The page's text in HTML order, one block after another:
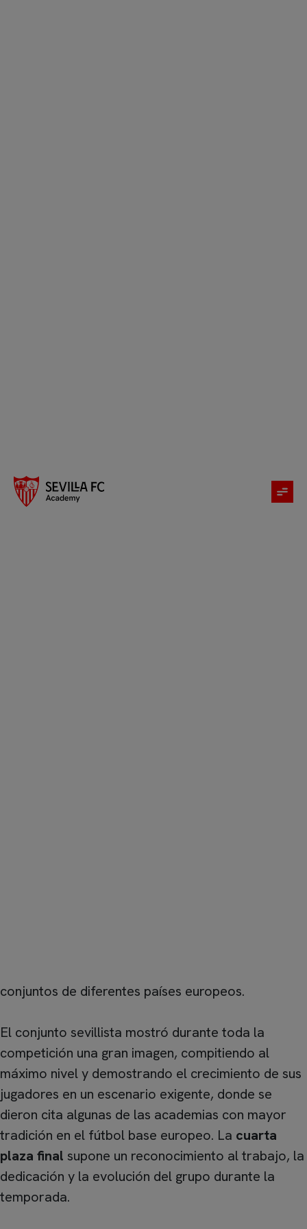
conjuntos de diferentes países europeos.
El conjunto sevillista mostró durante toda la
competición una gran imagen, compitiendo al
máximo nivel y demostrando el crecimiento de sus
jugadores en un escenario exigente, donde se
dieron cita algunas de las academias con mayor
tradición en el fútbol base europeo. La cuarta
plaza final supone un reconocimiento al trabajo, la
dedicación y la evolución del grupo durante la
temporada.